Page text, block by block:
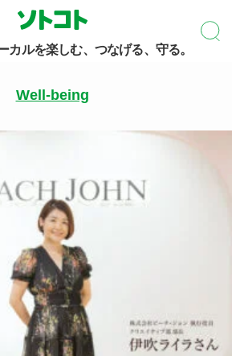
カルを楽しむ、つなげる、守る。
Well-being